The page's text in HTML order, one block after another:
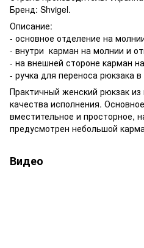
Бренд: Shvigel.
Описание:
- основное отделение на
- внутри карман на молнии и
- на внешней стороне карман
- ручка для переноса рюкзака в
Практичный женский рюкзак
качества исполнения.
вместительное и просторное,
предусмотрен небольшой
Видео